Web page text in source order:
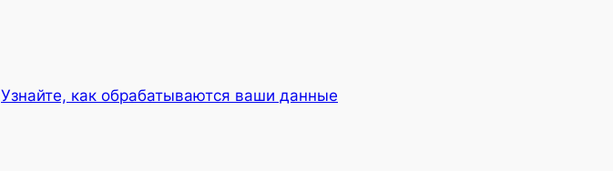
Узнайте, как обрабатываются ваши данные